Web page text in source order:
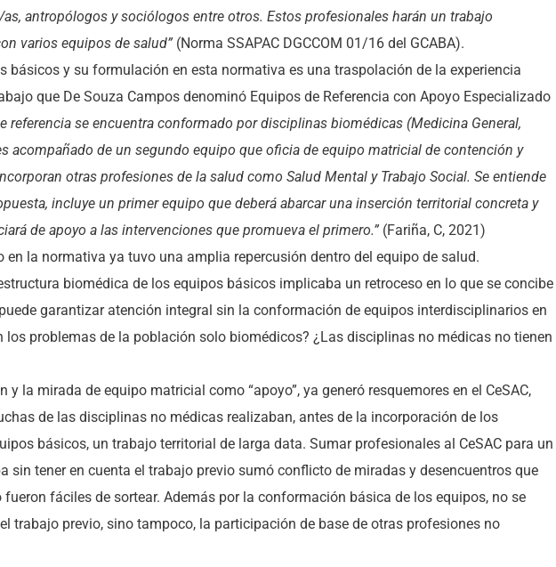
antropólogos y sociólogos entre otros. Estos profesionales harán un trabajo
varios equipos de salud” (Norma SSAPAC DGCCOM 01/16 del GCABA).
básicos y su formulación en esta normativa es una traspolación de la experiencia
que De Souza Campos denominó Equipos de Referencia con Apoyo Especializado
referencia se encuentra conformado por disciplinas biomédicas (Medicina General,
acompañado de un segundo equipo que oficia de equipo matricial de contención y
otras profesiones de la salud como Salud Mental y Trabajo Social. Se entiende
incluye un primer equipo que deberá abarcar una inserción territorial concreta y
de apoyo a las intervenciones que promueva el primero.” (Fariña, C, 2021)
en la normativa ya tuvo una amplia repercusión dentro del equipo de salud.
biomédica de los equipos básicos implicaba un retroceso en lo que se concibe
garantizar atención integral sin la conformación de equipos interdisciplinarios en
los problemas de la población solo biomédicos? ¿Las disciplinas no médicas no tienen
y la mirada de equipo matricial como “apoyo”, ya generó resquemores en el CeSAC,
de las disciplinas no médicas realizaban, antes de la incorporación de los
básicos, un trabajo territorial de larga data. Sumar profesionales al CeSAC para un
sin tener en cuenta el trabajo previo sumó conflicto de miradas y desencuentros que
fáciles de sortear. Además por la conformación básica de los equipos, no se
trabajo previo, sino tampoco, la participación de base de otras profesiones no